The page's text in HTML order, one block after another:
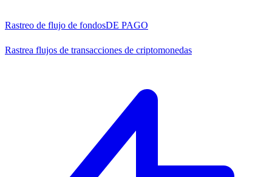
Rastreo de flujo de fondosDE PAGO
Rastrea flujos de transacciones de criptomonedas